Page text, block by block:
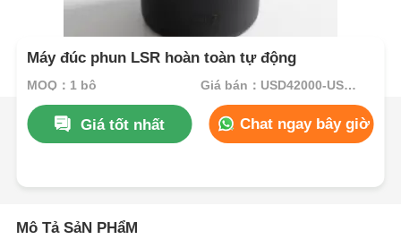
Máy đúc phun LSR hoàn toàn tự động
MOQ：1 bộ Giá bán：USD42000-USD82000per set
Giá tốt nhất Chat ngay bây giờ
Mô Tả SảN PHẩM